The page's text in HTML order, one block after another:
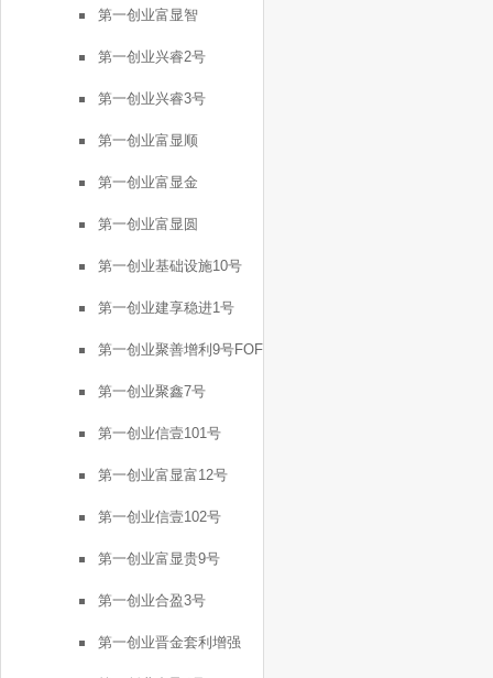
第一创业富显智
第一创业兴睿2号
第一创业兴睿3号
第一创业富显顺
第一创业富显金
第一创业富显圆
第一创业基础设施10号
第一创业建享稳进1号
第一创业聚善增利9号FOF
第一创业聚鑫7号
第一创业信壹101号
第一创业富显富12号
第一创业信壹102号
第一创业富显贵9号
第一创业合盈3号
第一创业晋金套利增强